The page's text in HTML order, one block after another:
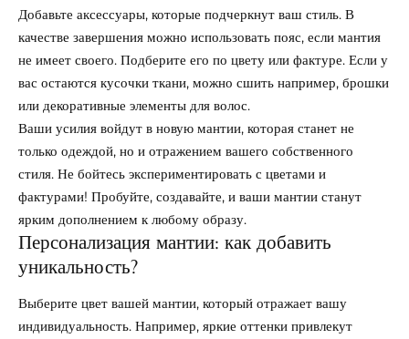
Добавьте аксессуары, которые подчеркнут ваш стиль. В
качестве завершения можно использовать пояс, если мантия
не имеет своего. Подберите его по цвету или фактуре. Если у
вас остаются кусочки ткани, можно сшить например, брошки
или декоративные элементы для волос.
Ваши усилия войдут в новую мантии, которая станет не
только одеждой, но и отражением вашего собственного
стиля. Не бойтесь экспериментировать с цветами и
фактурами! Пробуйте, создавайте, и ваши мантии станут
ярким дополнением к любому образу.
Персонализация мантии: как добавить
уникальность?
Выберите цвет вашей мантии, который отражает вашу
индивидуальность. Например, яркие оттенки привлекут